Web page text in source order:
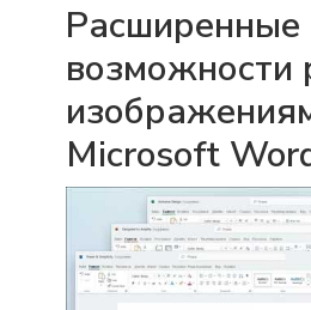
Расширенные
возможности
Microsoft